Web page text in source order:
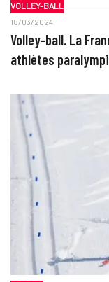
VOLLEY-BALL
18/03/2024
Volley-ball. La
athlètes